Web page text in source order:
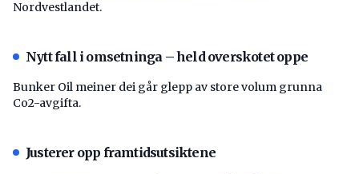
Nordvestlandet.
Nytt fall i omsetninga – held overskotet oppe
Bunker Oil meiner dei går glepp av store volum grunna
Co2-avgifta.
Justerer opp framtidsutsiktene